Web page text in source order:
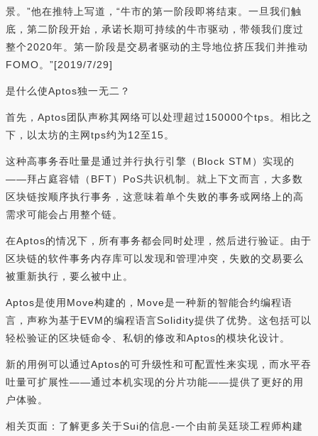
景。”他在推特上写道，“牛市的第一阶段即将结束。一旦我们触
底，第二阶段开始，承诺长期可持续的牛市驱动，带领我们度过
整个2020年。第一阶段是交易者驱动的主导地位挤压我们并推动
FOMO。”[2019/7/29]
是什么使Aptos独一无二？
首先，Aptos团队声称其网络可以处理超过150000个tps。相比之
下，以太坊的主网tps约为12至15。
这种高事务吞吐量是通过并行执行引擎（Block STM）实现的
——拜占庭容错（BFT）PoS共识机制。就上下文而言，大多数
区块链按顺序执行事务，这意味着单个失败的事务或网络上的高
需求可能会占用整个链。
在Aptos的情况下，所有事务都会同时处理，然后进行验证。由于
区块链的软件事务内存库可以发现和管理冲突，失败的交易要么
被重新执行，要么被中止。
Aptos是使用Move构建的，Move是一种新的智能合约编程语
言，声称为基于EVM的编程语言Solidity提供了优势。这包括可以
轻松验证的区块链命令、私钥的修改和Aptos的模块化设计。
新的用例可以通过Aptos的可升级性和可配置性来实现，而水平吞
吐量可扩展性——通过本机实现的分片功能——提供了更好的用
户体验。
相关页面：了解更多关于Sui的信息-一个由前吴廷琰工程师构建